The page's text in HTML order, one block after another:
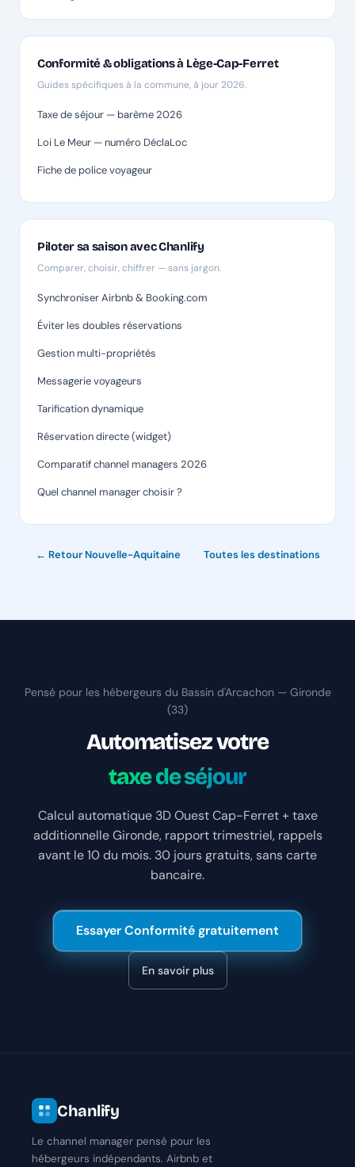
Conformité & obligations à Lège-Cap-Ferret
Guides spécifiques à la commune, à jour 2026.
Taxe de séjour — barème 2026
Loi Le Meur — numéro DéclaLoc
Fiche de police voyageur
Piloter sa saison avec Chanlify
Comparer, choisir, chiffrer — sans jargon.
Synchroniser Airbnb & Booking.com
Éviter les doubles réservations
Gestion multi-propriétés
Messagerie voyageurs
Tarification dynamique
Réservation directe (widget)
Comparatif channel managers 2026
Quel channel manager choisir ?
← Retour Nouvelle-Aquitaine Toutes les destinations
Pensé pour les hébergeurs du Bassin d'Arcachon — Gironde
(33)
Automatisez votre
taxe de séjour
Calcul automatique 3D Ouest Cap-Ferret + taxe
additionnelle Gironde, rapport trimestriel, rappels
avant le 10 du mois. 30 jours gratuits, sans carte
bancaire.
Essayer Conformité gratuitement
En savoir plus
Chanlify
Le channel manager pensé pour les
hébergeurs indépendants. Airbnb et